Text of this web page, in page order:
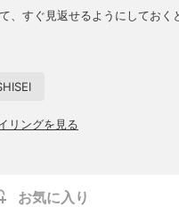
、すぐ見返せるようにしておく
リングを見る
お気に入り